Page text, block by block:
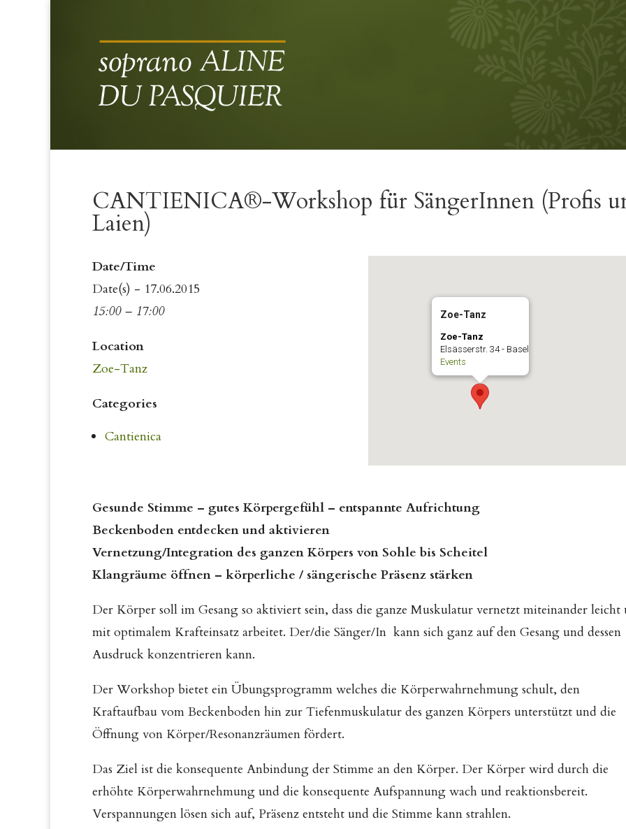
CANTIENICA®-Workshop für SängerInnen (Profis
Laien)
Zoe-Tanz
Zoe-Tanz
Elsässerstr. 34 - Basel
Events
Date/Time
Date(s) - 17.06.2015
15:00 – 17:00
Location
Zoe-Tanz
Categories
Cantienica
Gesunde Stimme – gutes Körpergefühl – entspannte Aufrichtung
Beckenboden entdecken und aktivieren
Vernetzung/Integration des ganzen Körpers von Sohle bis Scheitel
Klangräume öffnen – körperliche / sängerische Präsenz stärken
Der Körper soll im Gesang so aktiviert sein, dass die ganze Muskulatur vernetzt miteinander leicht
mit optimalem Krafteinsatz arbeitet. Der/die Sänger/In kann sich ganz auf den Gesang und dessen
Ausdruck konzentrieren kann.
Der Workshop bietet ein Übungsprogramm welches die Körperwahrnehmung schult, den
Kraftaufbau vom Beckenboden hin zur Tiefenmuskulatur des ganzen Körpers unterstützt und die
Öffnung von Körper/Resonanzräumen fördert.
Das Ziel ist die konsequente Anbindung der Stimme an den Körper. Der Körper wird durch die
erhöhte Körperwahrnehmung und die konsequente Aufspannung wach und reaktionsbereit.
Verspannungen lösen sich auf, Präsenz entsteht und die Stimme kann strahlen.